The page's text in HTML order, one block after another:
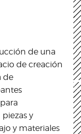
de una
de creación
de
y
y materiales